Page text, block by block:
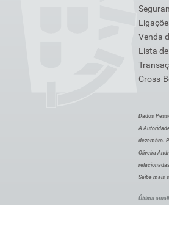
Venda
Lista
Cross-
Dados
A
dezembro.
Oliveira
Saiba mais
Última